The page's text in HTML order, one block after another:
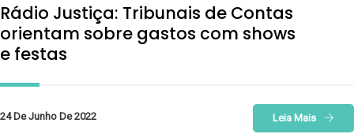
Rádio Justiça: Tribunais de Contas
orientam sobre gastos com shows
e festas
24 De Junho De 2022 Leia Mais